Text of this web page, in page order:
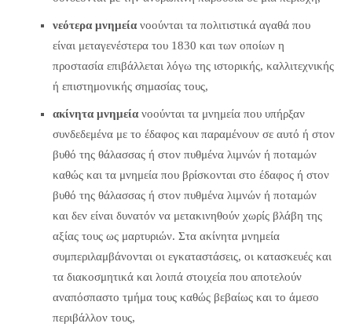
νεότερα μνημεία νοούνται τα πολιτιστικά αγαθά που
είναι μεταγενέστερα του 1830 και των οποίων η
προστασία επιβάλλεται λόγω της ιστορικής, καλλιτεχνικής
ή επιστημονικής σημασίας τους,
ακίνητα μνημεία νοούνται τα μνημεία που υπήρξαν
συνδεδεμένα με το έδαφος και παραμένουν σε αυτό ή στον
βυθό της θάλασσας ή στον πυθμένα λιμνών ή ποταμών
καθώς και τα μνημεία που βρίσκονται στο έδαφος ή στον
βυθό της θάλασσας ή στον πυθμένα λιμνών ή ποταμών
και δεν είναι δυνατόν να μετακινηθούν χωρίς βλάβη της
αξίας τους ως μαρτυριών. Στα ακίνητα μνημεία
συμπεριλαμβάνονται οι εγκαταστάσεις, οι κατασκευές και
τα διακοσμητικά και λοιπά στοιχεία που αποτελούν
αναπόσπαστο τμήμα τους καθώς βεβαίως και το άμεσο
περιβάλλον τους,